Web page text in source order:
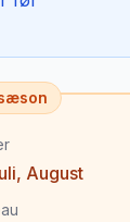
, August